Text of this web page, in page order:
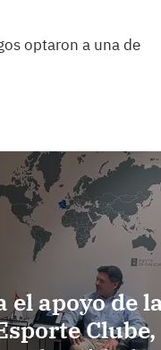
optaron a una de
apoyo de
Clube,